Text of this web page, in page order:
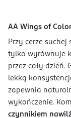
AA Wings of
Przy cerze
tylko wyrównuje
przez cały dzień.
lekką
zapewnia
wykończenie.
czynnikiem